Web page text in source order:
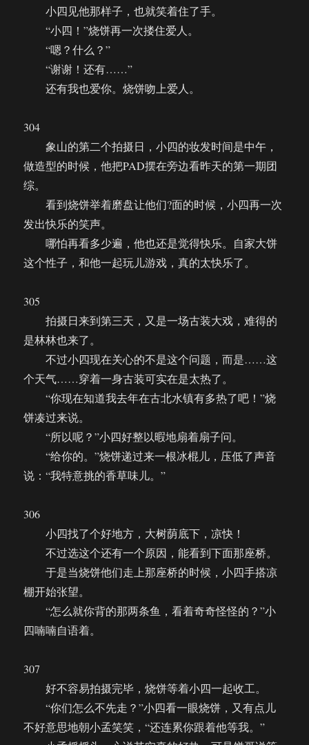
小四见他那样子，也就笑着住了手。
“小四！”烧饼再一次搂住爱人。
“嗯？什么？”
“谢谢！还有……”
还有我也爱你。烧饼吻上爱人。
304
象山的第二个拍摄日，小四的妆发时间是中午，
做造型的时候，他把PAD摆在旁边看昨天的第一期团
综。
看到烧饼举着磨盘让他们?面的时候，小四再一次
发出快乐的笑声。
哪怕再看多少遍，他也还是觉得快乐。自家大饼
这个性子，和他一起玩儿游戏，真的太快乐了。
305
拍摄日来到第三天，又是一场古装大戏，难得的
是林林也来了。
不过小四现在关心的不是这个问题，而是……这
个天气……穿着一身古装可实在是太热了。
“你现在知道我去年在古北水镇有多热了吧！”烧
饼凑过来说。
“所以呢？”小四好整以暇地扇着扇子问。
“给你的。”烧饼递过来一根冰棍儿，压低了声音
说：“我特意挑的香草味儿。”
306
小四找了个好地方，大树荫底下，凉快！
不过选这个还有一个原因，能看到下面那座桥。
于是当烧饼他们走上那座桥的时候，小四手搭凉
棚开始张望。
“怎么就你背的那两条鱼，看着奇奇怪怪的？”小
四喃喃自语着。
307
好不容易拍摄完毕，烧饼等着小四一起收工。
“你们怎么不先走？”小四看一眼烧饼，又有点儿
不好意思地朝小孟笑笑，“还连累你跟着他等我。”